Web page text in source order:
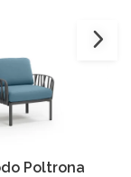
Poltrona